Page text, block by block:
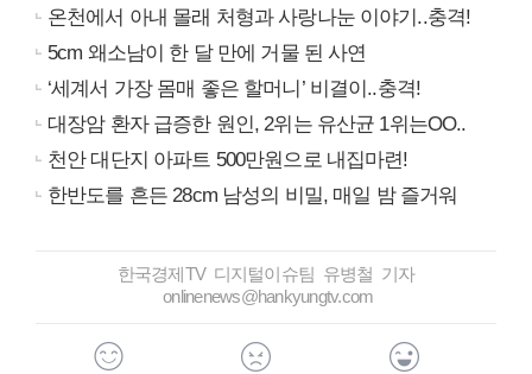
온천에서 아내 몰래 처형과 사랑나눈 이야기..충격!
5cm 왜소남이 한 달 만에 거물 된 사연
‘세계서 가장 몸매 좋은 할머니’ 비결이..충격!
대장암 환자 급증한 원인, 2위는 유산균 1위는OO..
천안 대단지 아파트 500만원으로 내집마련!
한반도를 흔든 28cm 남성의 비밀, 매일 밤 즐거워
한국경제TV 디지털이슈팀 유병철 기자
onlinenews@hankyungtv.com